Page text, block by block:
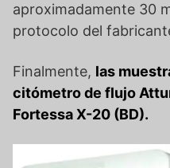
aproximadamente 30
protocolo del
Finalmente, las
citómetro de flujo
Fortessa X-20 (BD).